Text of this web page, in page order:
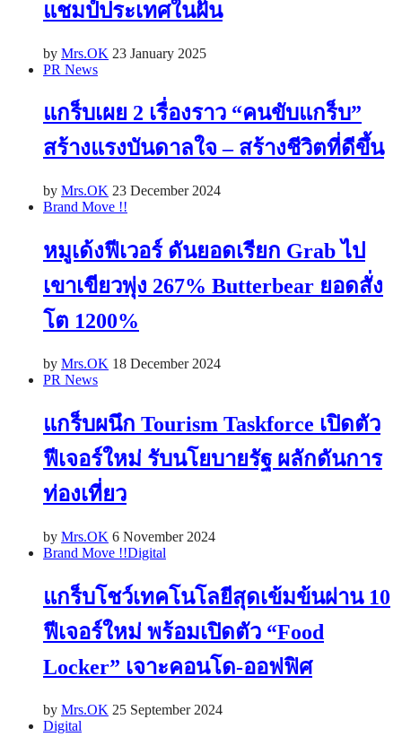
แชมป์ประเทศในฝัน
by Mrs.OK 23 January 2025
PR News
แกร็บเผย 2 เรื่องราว “คนขับแกร็บ”
สร้างแรงบันดาลใจ – สร้างชีวิตที่ดีขึ้น
by Mrs.OK 23 December 2024
Brand Move !!
หมูเด้งฟีเวอร์ ดันยอดเรียก Grab ไป
เขาเขียวพุ่ง 267% Butterbear ยอดสั่ง
โต 1200%
by Mrs.OK 18 December 2024
PR News
แกร็บผนึก Tourism Taskforce เปิดตัว
ฟีเจอร์ใหม่ รับนโยบายรัฐ ผลักดันการ
ท่องเที่ยว
by Mrs.OK 6 November 2024
Brand Move !!Digital
แกร็บโชว์เทคโนโลยีสุดเข้มข้นผ่าน 10
ฟีเจอร์ใหม่ พร้อมเปิดตัว “Food
Locker” เจาะคอนโด-ออฟฟิศ
by Mrs.OK 25 September 2024
Digital